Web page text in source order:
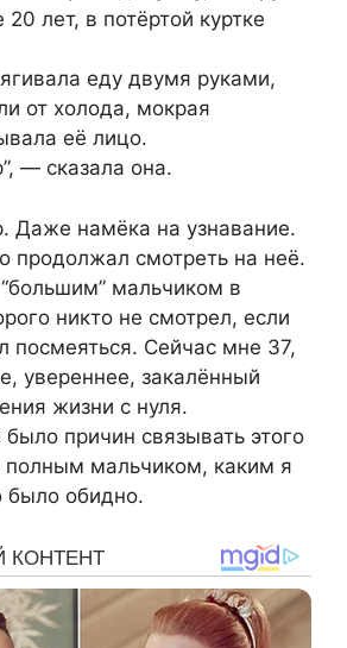
лет, в потёртой куртке
еду двумя руками,
от холода, мокрая
её лицо.
— сказала она.
Даже намёка на узнавание.
продолжал смотреть на неё.
мальчиком в
никто не смотрел, если
посмеяться. Сейчас мне 37,
увереннее, закалённый
жизни с нуля.
причин связывать этого
мальчиком, каким я
было обидно.